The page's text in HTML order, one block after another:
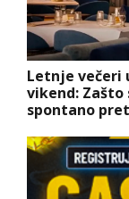
Letnje večeri
vikend: Zašto
spontano